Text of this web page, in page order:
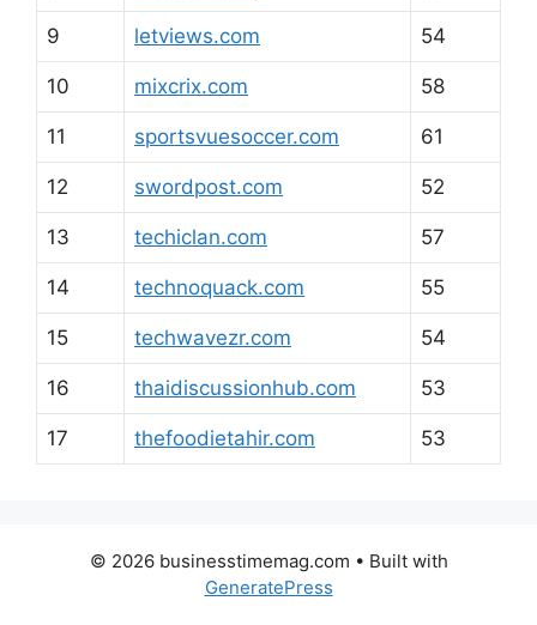
9 letviews.com 54
10 mixcrix.com 58
11 sportsvuesoccer.com 61
12 swordpost.com 52
13 techiclan.com 57
14 technoquack.com 55
15 techwavezr.com 54
16 thaidiscussionhub.com 53
17 thefoodietahir.com 53
© 2026 businesstimemag.com • Built with
GeneratePress